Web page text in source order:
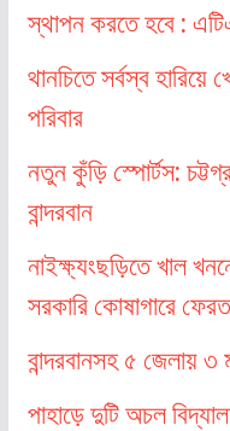
স্থাপন করতে হবে :
থানচিতে সর্বস্ব
পরিবার
নতুন কুঁড়ি স্পোর্টস:
বান্দরবান
নাইক্ষ্যংছড়িতে খাল
সরকারি কোষাগারে
বান্দরবানসহ ৫ জেলায়
পাহাড়ে দুটি অচল